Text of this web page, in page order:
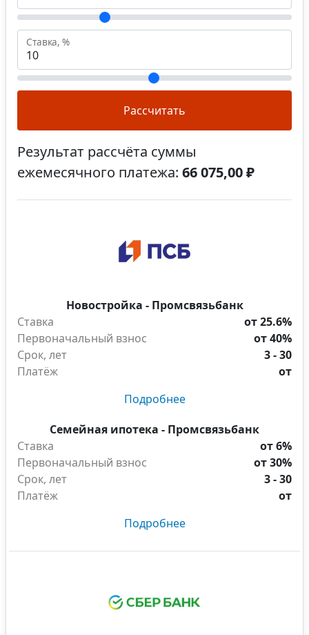
Ставка, %
Рассчитать
Результат рассчёта суммы
ежемесячного платежа: 66 075,00 ₽
Новостройка - Промсвязьбанк
Ставка
от 25.6%
Первоначальный взнос
от 40%
Срок, лет
3 - 30
Платёж
от
Подробнее
Семейная ипотека - Промсвязьбанк
Ставка
от 6%
Первоначальный взнос
от 30%
Срок, лет
3 - 30
Платёж
от
Подробнее